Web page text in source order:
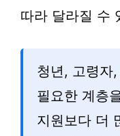
따라 달라질 수
청년, 고령자
필요한 계층
지원보다 더